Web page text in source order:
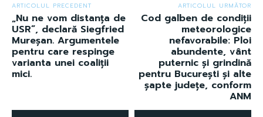
ARTICOLUL PRECEDENT
„Nu ne vom distanța de
USR”, declară Siegfried
Mureșan. Argumentele
pentru care respinge
varianta unei coaliții
mici.
ARTICOLUL URMĂTOR
Cod galben de condiții
meteorologice
nefavorabile: Ploi
abundente, vânt
puternic și grindină
pentru București și alte
șapte județe, conform
ANM